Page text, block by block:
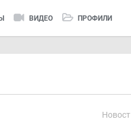
ВИДЕО ПРОФИЛИ